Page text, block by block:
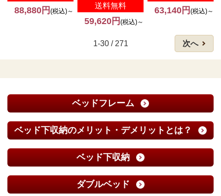
88,880円 (税込)～
送料無料
59,620円 (税込)～
63,140円 (税込)～
1-30 / 271 次へ
ベッドフレーム
ベッド下収納のメリット・デメリットとは？
ベッド下収納
ダブルベッド